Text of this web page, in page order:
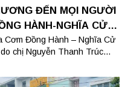
ĐẾN MỌI NGƯỜI
HÀNH-NGHĨA CỬ
Cơm Đồng Hành – Nghĩa Cử
chị Nguyễn Thanh Trúc...